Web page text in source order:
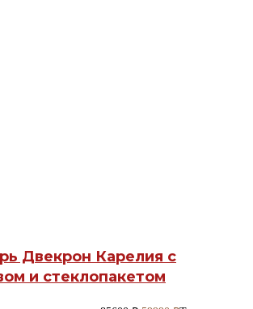
Двекрон Карелия с
и стеклопакетом